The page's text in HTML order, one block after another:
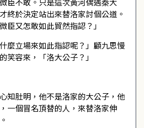
終於決定站出來替洛家討個公道。
臣又怎敢如此貿然指認？」
麼立場來如此指認呢？」顧九思慢
笑容來，「洛大公子？」
知肚明，他不是洛家的大公子，他
一個冒名頂替的人，來替洛家伸